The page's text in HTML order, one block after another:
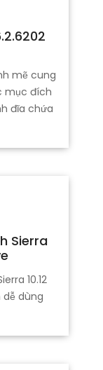
mẽ cung
mục đích
đĩa chứa
Sierra
10.12
dễ dùng